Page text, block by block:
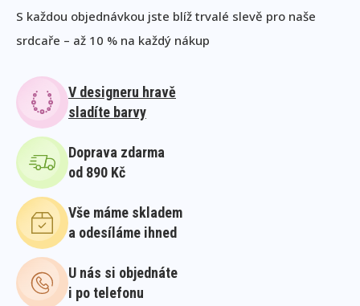
S každou objednávkou jste blíž trvalé slevě pro naše
srdcaře – až 10 % na každý nákup
V designeru hravě
sladíte barvy
Doprava zdarma
od 890 Kč
Vše máme skladem
a odesíláme ihned
U nás si objednáte
i po telefonu